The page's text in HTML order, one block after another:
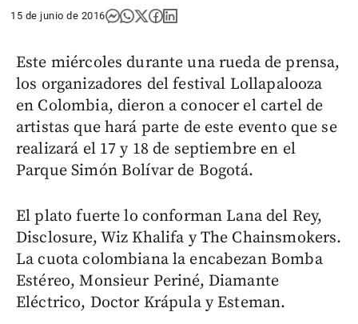
15 de junio de 2016
Este miércoles durante una rueda de prensa,
los organizadores del festival Lollapalooza
en Colombia, dieron a conocer el cartel de
artistas que hará parte de este evento que se
realizará el 17 y 18 de septiembre en el
Parque Simón Bolívar de Bogotá.
El plato fuerte lo conforman Lana del Rey,
Disclosure, Wiz Khalifa y The Chainsmokers.
La cuota colombiana la encabezan Bomba
Estéreo, Monsieur Periné, Diamante
Eléctrico, Doctor Krápula y Esteman.